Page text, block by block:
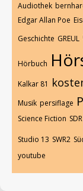
Audiothek
Edgar Allan Poe
Geschichte GREUL
Hörbuch
Kalkar 81
Musik persiflage
Science Fiction SDR
Studio 13 SWR2
youtube